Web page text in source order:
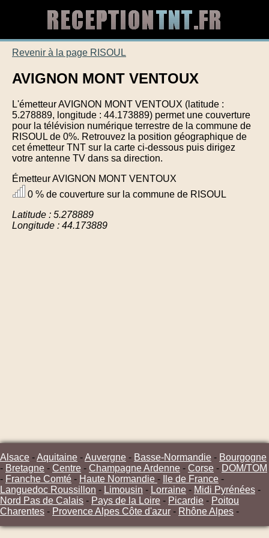
Revenir à la page RISOUL
AVIGNON MONT VENTOUX
L'émetteur AVIGNON MONT VENTOUX (latitude :
5.278889, longitude : 44.173889) permet une couverture
pour la télévision numérique terrestre de la commune de
RISOUL de 0%. Retrouvez la position géographique de
cet émetteur TNT sur la carte ci-dessous puis dirigez
votre antenne TV dans sa direction.
Émetteur AVIGNON MONT VENTOUX
0 % de couverture sur la commune de RISOUL
Latitude : 5.278889
Longitude : 44.173889
Alsace -Aquitaine -Auvergne - Basse-Normandie - Bourgogne
- Bretagne - Centre - Champagne Ardenne - Corse - DOM/TOM
- Franche Comté - Haute Normandie - Ile de France -
Languedoc Roussillon - Limousin - Lorraine - Midi Pyrénées -
Nord Pas de Calais - Pays de la Loire - Picardie - Poitou
Charentes - Provence Alpes Côte d'azur - Rhône Alpes -